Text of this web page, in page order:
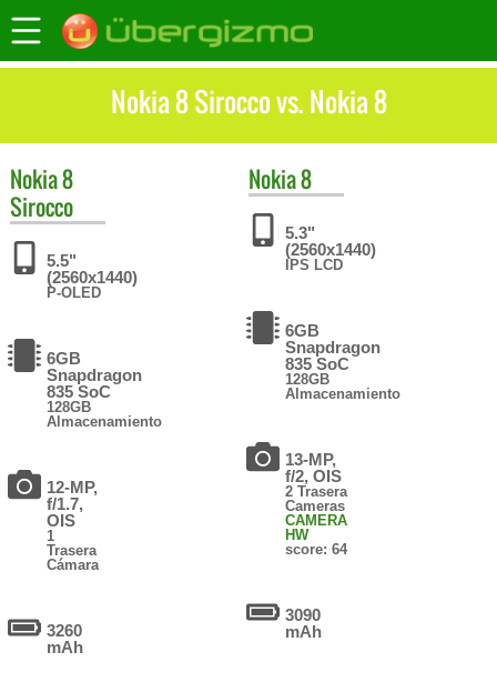
Nokia 8 Sirocco vs. Nokia 8
Nokia8
Sirocco
5.5"
(2560x1440)
P-OLED
6GB
Snapdragon
835 SoC
128GB
Almacenamiento
12-MP,
f/1.7,
OIS
1
Trasera
Cámara
3260
mAh
Nokia8
5.3"
(2560x1440)
IPS LCD
6GB
Snapdragon
835 SoC
128GB
Almacenamiento
13-MP,
f/2, OIS
2 Trasera
Cameras
CAMERA
HW
score: 64
3090
mAh